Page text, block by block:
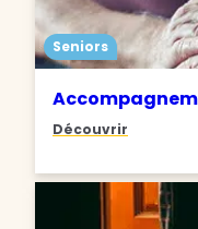
Seniors
Découvrir